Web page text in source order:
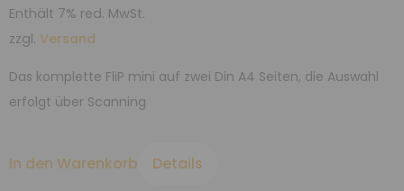
Enthält 7% red. MwSt.
zzgl. Versand
Das komplette FliP mini auf zwei Din A4 Seiten, die Auswahl
erfolgt über Scanning
In den Warenkorb Details